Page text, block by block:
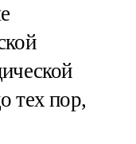
тех пор,